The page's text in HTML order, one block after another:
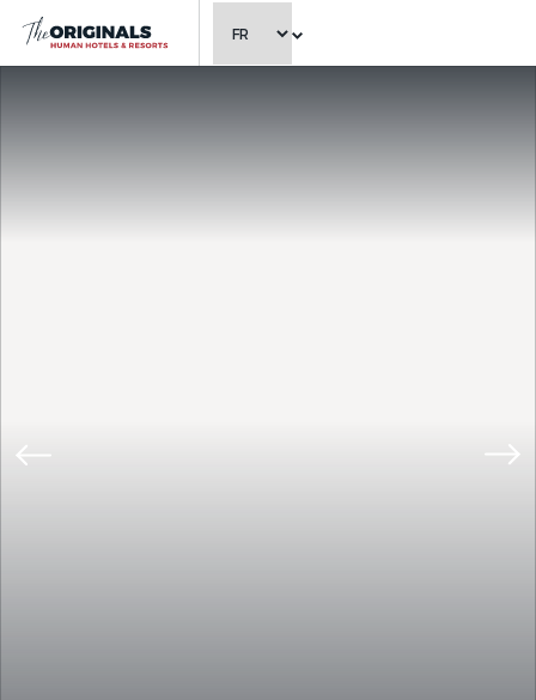
CHOISIR LA LANGUE